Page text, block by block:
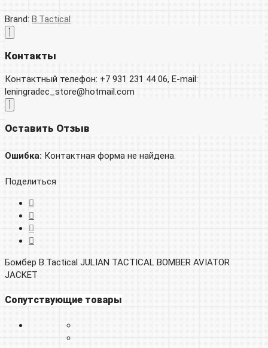
Brand: B.Tactical
Контакты
Контактный телефон: +7 931 231 44 06, E-mail:
leningradec_store@hotmail.com
Оставить Отзыв
Ошибка: Контактная форма не найдена.
Поделиться
Бомбер B.Tactical JULIAN TACTICAL BOMBER AVIATOR
JACKET
Сопутствующие товары